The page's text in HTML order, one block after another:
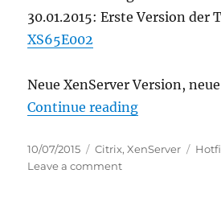
30.01.2015: Erste Version der
XS65E002
Neue XenServer Version,
Continue reading“Hotfixes für
Posted
on
10/07/2015 Categories
Citrix,XenServer Tags
Leave a commenton